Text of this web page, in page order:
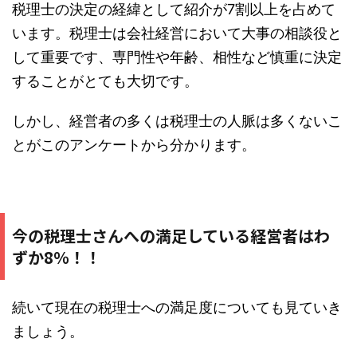
税理士の決定の経緯として紹介が7割以上を占めて
います。税理士は会社経営において大事の相談役と
して重要です、専門性や年齢、相性など慎重に決定
することがとても大切です。
しかし、経営者の多くは税理士の人脈は多くないこ
とがこのアンケートから分かります。
今の税理士さんへの満足している経営者はわ
ずか8％！！
続いて現在の税理士への満足度についても見ていき
ましょう。